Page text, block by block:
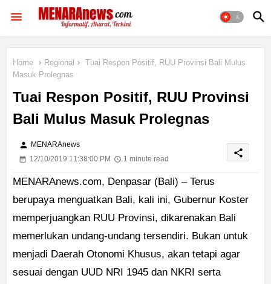
Home Regional
Tuai Respon Positif, RUU Provinsi Bali Mulus
Masuk Prolegnas
Tuai Respon Positif, RUU Provinsi
Bali Mulus Masuk Prolegnas
person MENARAnews
12/10/2019 11:38:00 PM
1 minute read
share
MENARAnews.com, Denpasar (Bali) – Terus
berupaya menguatkan Bali, kali ini, Gubernur Koster
memperjuangkan RUU Provinsi, dikarenakan Bali
memerlukan undang-undang tersendiri. Bukan untuk
menjadi Daerah Otonomi Khusus, akan tetapi agar
sesuai dengan UUD NRI 1945 dan NKRI serta